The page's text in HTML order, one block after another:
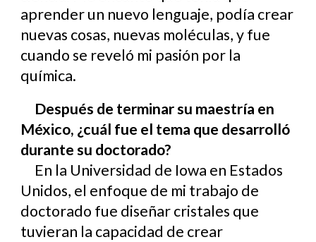
aprender un nuevo lenguaje, podía crear
nuevas cosas, nuevas moléculas, y fue
cuando se reveló mi pasión por la
química.
Después de terminar su maestría en
México, ¿cuál fue el tema que desarrolló
durante su doctorado?
En la Universidad de Iowa en Estados
Unidos, el enfoque de mi trabajo de
doctorado fue diseñar cristales que
tuvieran la capacidad de crear